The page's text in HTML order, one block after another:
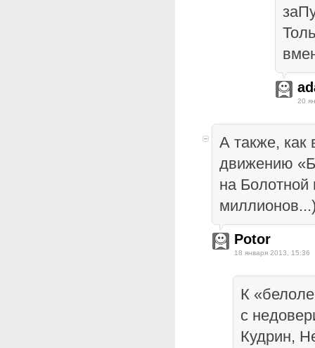
20
А также, как
движению
на
Potor
18 января 2013, 15:36
К
с
Кудрин,